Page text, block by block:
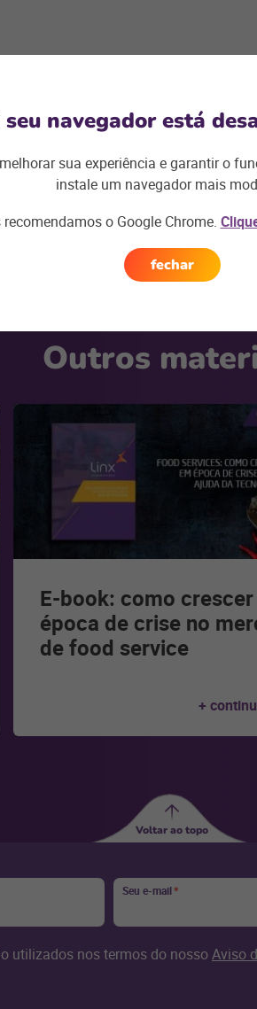
Outros
E-book: como
época de crise no
de food service
+
seu navegador está
sua experiência e garantir o
instale um navegador mais
recomendamos o Google Chrome.
fechar
Voltar ao topo
Seu e-mail*
utilizados nos termos do nossoAviso